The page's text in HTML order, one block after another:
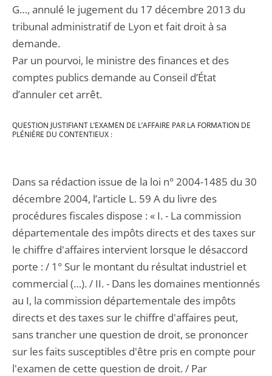
G…, annulé le jugement du 17 décembre 2013 du
tribunal administratif de Lyon et fait droit à sa
demande.
Par un pourvoi, le ministre des finances et des
comptes publics demande au Conseil d’État
d’annuler cet arrêt.
QUESTION JUSTIFIANT L’EXAMEN DE L’AFFAIRE PAR LA FORMATION DE
PLÉNIÈRE DU CONTENTIEUX :
Dans sa rédaction issue de la loi n° 2004-1485 du 30
décembre 2004, l’article L. 59 A du livre des
procédures fiscales dispose : « I. - La commission
départementale des impôts directs et des taxes sur
le chiffre d'affaires intervient lorsque le désaccord
porte : / 1° Sur le montant du résultat industriel et
commercial (…). / II. - Dans les domaines mentionnés
au I, la commission départementale des impôts
directs et des taxes sur le chiffre d'affaires peut,
sans trancher une question de droit, se prononcer
sur les faits susceptibles d'être pris en compte pour
l'examen de cette question de droit. / Par